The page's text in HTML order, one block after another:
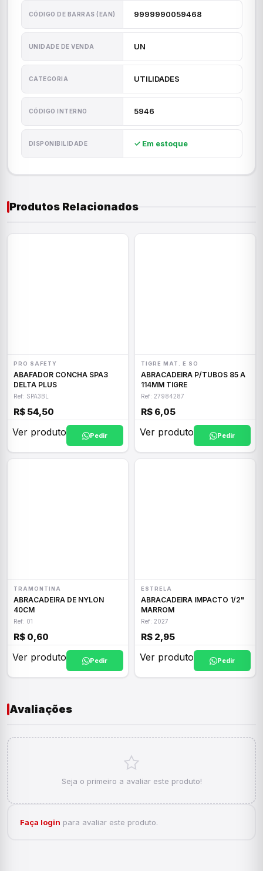
CÓDIGO DE BARRAS (EAN) 9999990059468
UNIDADE DE VENDA UN
CATEGORIA UTILIDADES
CÓDIGO INTERNO 5946
DISPONIBILIDADE ✓ Em estoque
Produtos Relacionados
PRO SAFETY
ABAFADOR CONCHA SPA3
DELTA PLUS
Ref: SPA3BL
R$ 54,50
Ver produto Pedir
TIGRE MAT. E SO
ABRACADEIRA P/TUBOS 85 A
114MM TIGRE
Ref: 27984287
R$ 6,05
Ver produto Pedir
TRAMONTINA
ABRACADEIRA DE NYLON
40CM
Ref: 01
R$ 0,60
Ver produto Pedir
ESTRELA
ABRACADEIRA IMPACTO 1/2"
MARROM
Ref: 2027
R$ 2,95
Ver produto Pedir
Avaliações
Seja o primeiro a avaliar este produto!
Faça login para avaliar este produto.